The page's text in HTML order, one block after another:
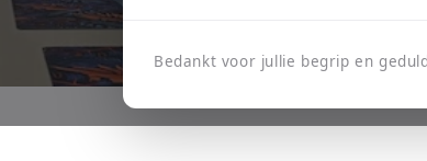
Bedankt voor jullie begrip en